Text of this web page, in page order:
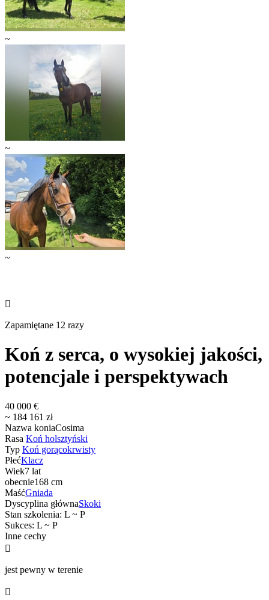
~
~
~

Zapamiętane 12 razy
Koń z serca, o wysokiej jakości,
potencjale i perspektywach
40 000 €
~ 184 161 zł
Nazwa koniaCosima
Rasa Koń holsztyński
Typ Koń gorącokrwisty
PłećKlacz
Wiek7 lat
obecnie168 cm
MaśćGniada
Dyscyplina głównaSkoki
Stan szkolenia: L ~ P
Sukces: L ~ P
Inne cechy

jest pewny w terenie
